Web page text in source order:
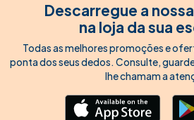
Descarregue a
na loja da sua
Todas as melhores promoções e
ponta dos seus dedos. Consulte,
lhe chamam a